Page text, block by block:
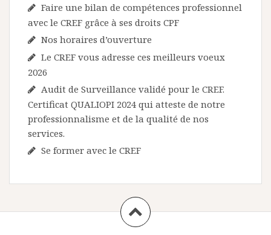
Faire une bilan de compétences professionnel
avec le CREF grâce à ses droits CPF
Nos horaires d’ouverture
Le CREF vous adresse ces meilleurs voeux
2026
Audit de Surveillance validé pour le CREF.
Certificat QUALIOPI 2024 qui atteste de notre
professionnalisme et de la qualité de nos
services.
Se former avec le CREF